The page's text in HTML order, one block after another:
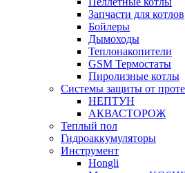
Запчасти для котлов
Бойлеры
Дымоходы
Теплонакопители
GSM Термостаты
Пиролизные котлы
Системы защиты от
НЕПТУН
АКВАСТОРОЖ
Теплый пол
Гидроаккумуляторы
Инструмент
Hongli